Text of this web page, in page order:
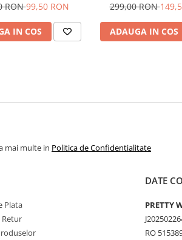
RON99,50 RON
IN COS
299,00 RON
ADAUGA IN COS
mai multe in Politica de Confidentialitate
Plata
Retur
DATE
PRETTY
RO